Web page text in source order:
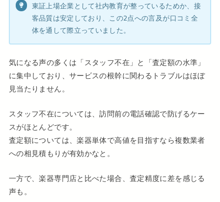
東証上場企業として社内教育が整っているためか、接
客品質は安定しており、この2点への言及が口コミ全
体を通して際立っていました。
気になる声の多くは「スタッフ不在」と「査定額の水準」
に集中しており、サービスの根幹に関わるトラブルはほぼ
見当たりません。
スタッフ不在については、訪問前の電話確認で防げるケー
スがほとんどです。
査定額については、楽器単体で高値を目指すなら複数業者
への相見積もりが有効かなと。
一方で、楽器専門店と比べた場合、査定精度に差を感じる
声も。